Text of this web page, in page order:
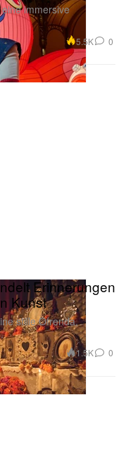
immersive
5.5K 0
Erinnerungen
Kunst
stille Ofrenda,
1.5K 0